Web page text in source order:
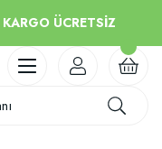
KARGO ÜCRETSİZ